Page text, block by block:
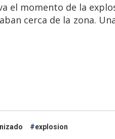
el momento de la
cerca de la zona.
explosion